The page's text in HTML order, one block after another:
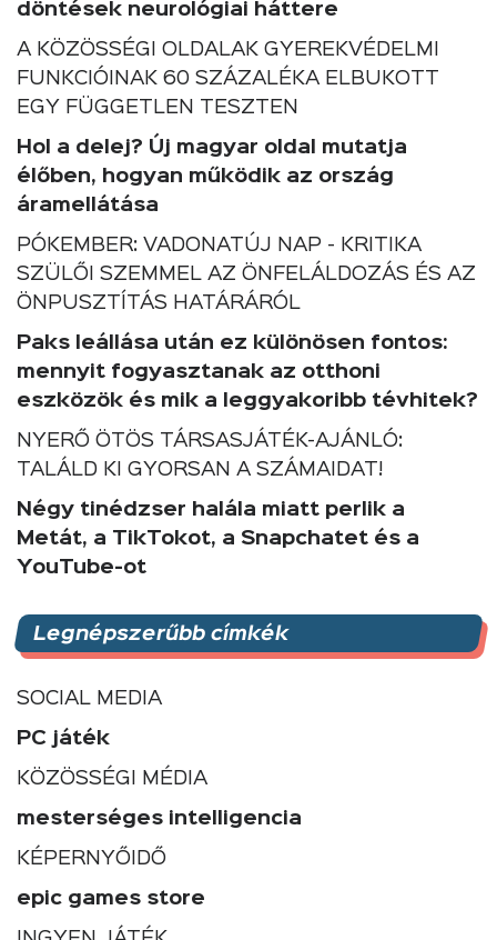
döntések neurológiai háttere
A KÖZÖSSÉGI OLDALAK GYEREKVÉDELMI
FUNKCIÓINAK 60 SZÁZALÉKA ELBUKOTT
EGY FÜGGETLEN TESZTEN
Hol a delej? Új magyar oldal mutatja
élőben, hogyan működik az ország
áramellátása
PÓKEMBER: VADONATÚJ NAP - KRITIKA
SZÜLŐI SZEMMEL AZ ÖNFELÁLDOZÁS ÉS AZ
ÖNPUSZTÍTÁS HATÁRÁRÓL
Paks leállása után ez különösen fontos:
mennyit fogyasztanak az otthoni
eszközök és mik a leggyakoribb tévhitek?
NYERŐ ÖTÖS TÁRSASJÁTÉK-AJÁNLÓ:
TALÁLD KI GYORSAN A SZÁMAIDAT!
Négy tinédzser halála miatt perlik a
Metát, a TikTokot, a Snapchatet és a
YouTube-ot
Legnépszerűbb címkék
SOCIAL MEDIA
PC játék
KÖZÖSSÉGI MÉDIA
mesterséges intelligencia
KÉPERNYŐIDŐ
epic games store